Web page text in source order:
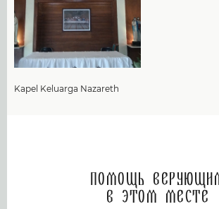
Kapel Keluarga Nazareth
Помощь
в этом месте